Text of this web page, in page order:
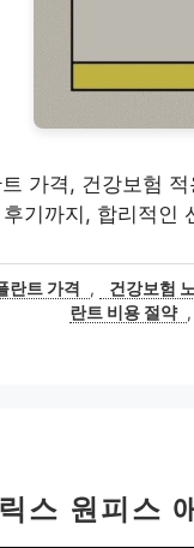
가격, 건강보험
기까지, 합리적인
란트 가격 , 건강보험
란트 비용 절약 ,
스 원피스